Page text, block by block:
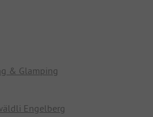
& Glamping
Engelberg